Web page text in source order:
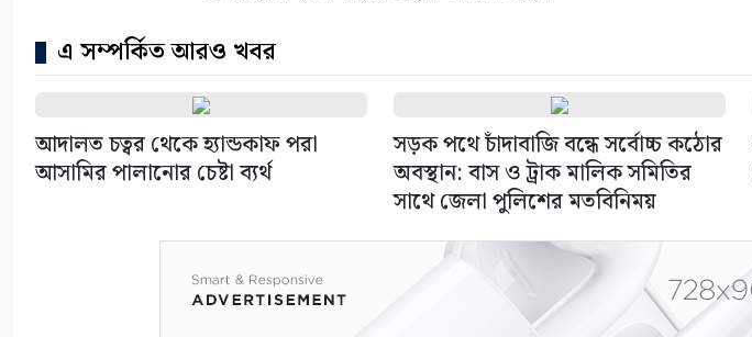
এ সম্পর্কিত আরও খবর
আদালত চত্বর থেকে হ্যান্ডকাফ পরা
আসামির পালানোর চেষ্টা ব্যর্থ
সড়ক পথে চাঁদাবাজি বন্ধে সর্বোচ্চ কঠোর
অবস্থান: বাস ও ট্রাক মালিক সমিতির
সাথে জেলা পুলিশের মতবিনিময়